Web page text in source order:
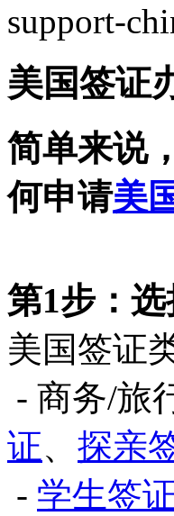
support-
美国签证
简单来说，
何申请美
第1步：
美国签证
- 商务/旅
证、 探亲
- 学生签